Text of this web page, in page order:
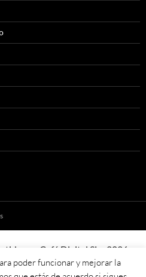
por Café Dixital SL - 2026.
ou ponte en contacto con
poder funcionar y mejorar la